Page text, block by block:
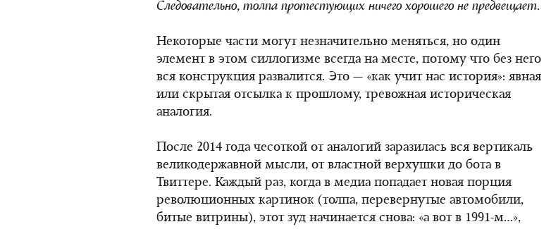
Следовательно, толпа протестующих ничего хорошего не предвещает.
Некоторые части могут незначительно меняться, но один
элемент в этом силлогизме всегда на месте, потому что без него
вся конструкция развалится. Это — «как учит нас история»: явная
или скрытая отсылка к прошлому, тревожная историческая
аналогия.
После 2014 года чесоткой от аналогий заразилась вся вертикаль
великодержавной мысли, от властной верхушки до бота в
Твиттере. Каждый раз, когда в медиа попадает новая порция
революционных картинок (толпа, перевернутые автомобили,
битые витрины), этот зуд начинается снова: «а вот в 1991-м…»,